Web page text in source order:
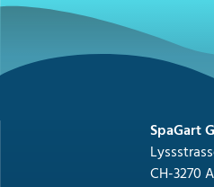
SpaGart
CH-3270